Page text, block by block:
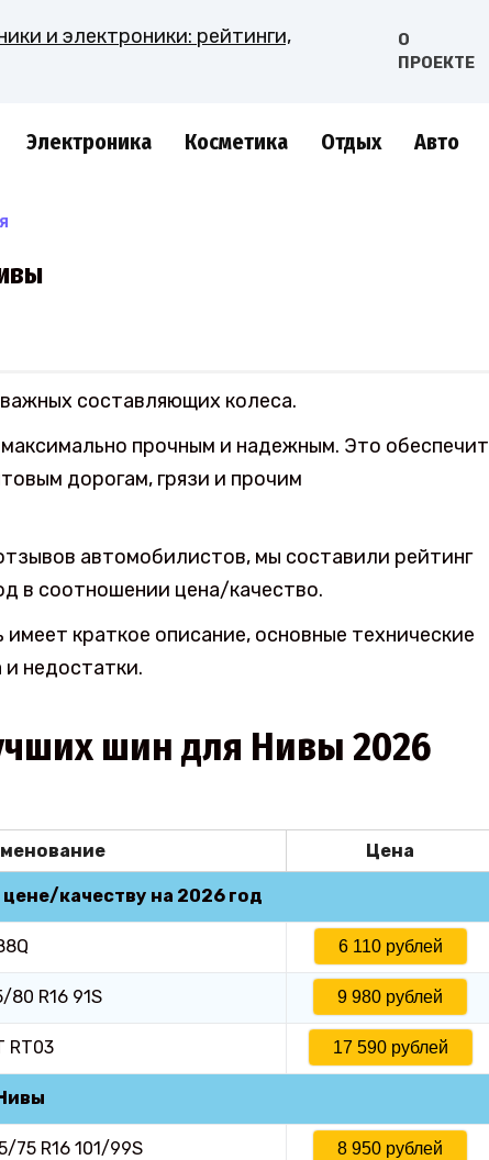
О
ПРОЕКТЕ
Электроника Косметика Отдых Авто
составляющих колеса.
прочным и надежным. Это обеспечит
дорогам, грязи и прочим
автомобилистов, мы составили рейтинг
в соотношении цена/качество.
краткое описание, основные технические
недостатки.
шин для Нивы 2026
Цена
качеству на 2026 год
6 110 рублей
80 R16 91S 9 980 рублей
RT03 17 590 рублей
75 R16 101/99S 8 950 рублей